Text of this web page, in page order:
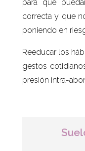
para que
correcta y que
poniendo en
Reeducar los
gestos
presión intra-